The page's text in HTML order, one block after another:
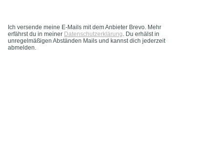
Ich versende meine E-Mails mit dem Anbieter Brevo. Mehr
erfährst du in meiner Datenschutzerklärung . Du erhälst in
unregelmäßigen Abständen Mails und kannst dich jederzeit
abmelden.